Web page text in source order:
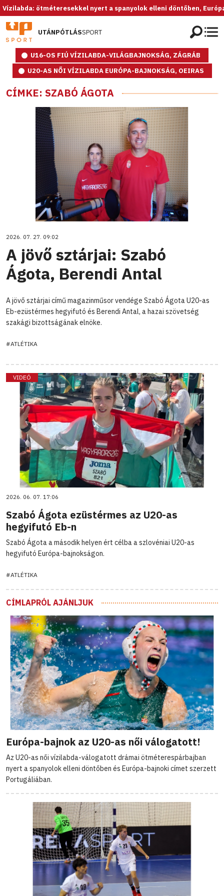
ötméteresekkel nyert a spanyolok elleni döntőben, Európa-
UTÁNPÓTLÁSSPORT
U16-OS FIÚ VÍZILABDA-VILÁGBAJNOKSÁG, ZÁGRÁB
U20-AS NŐI VÍZILABDA EURÓPA-BAJNOKSÁG, OEIRAS
CÍMKE: SZABÓ ÁGOTA
2026. 07. 27. 09:02
A jövő sztárjai: Szabó
Ágota, Berendi Antal
A jövő sztárjai című magazinműsor vendége Szabó Ágota U20-as
Eb-ezüstérmes hegyifutó és Berendi Antal, a hazai szövetség
szakági bizottságának elnöke.
#ATLÉTIKA
VIDEÓ
2026. 06. 07. 17:06
Szabó Ágota ezüstérmes az U20-as
hegyifutó Eb-n
Szabó Ágota a második helyen ért célba a szlovéniai U20-as
hegyifutó Európa-bajnokságon.
#ATLÉTIKA
CÍMLAPRÓL AJÁNLJUK
Európa-bajnok az U20-as női válogatott!
Az U20-as női vízilabda-válogatott drámai ötméterespárbajban
nyert a spanyolok elleni döntőben és Európa-bajnoki címet szerzett
Portugáliában.